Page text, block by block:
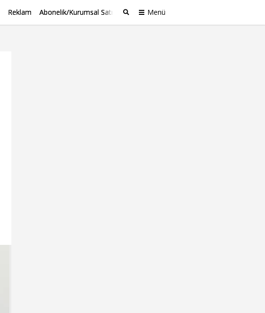
Reklam Abonelik/Kurumsal Satış Menü